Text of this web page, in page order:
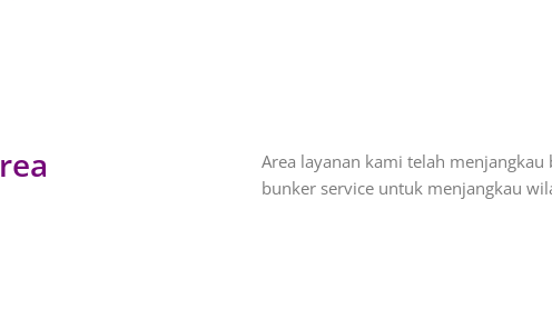
Area layanan kami telah
bunker service untuk menjangkau